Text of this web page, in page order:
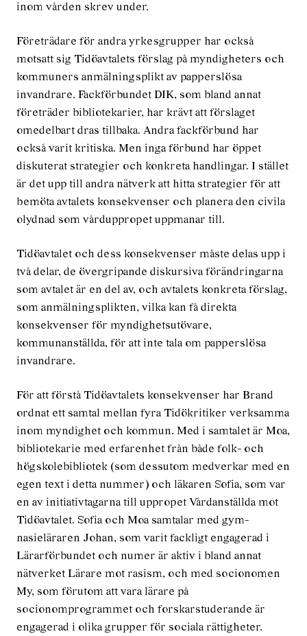
inom vården skrev under.
Företrädare för andra yrkesgrupper har också
motsatt sig Tidöavtalets förslag på myndigheters och
kommuners anmälningsplikt av papperslösa
invandrare. Fackförbundet DIK, som bland annat
företräder bibliotekarier, har krävt att förslaget
omedelbart dras tillbaka. Andra fackförbund har
också varit kritiska. Men inga förbund har öppet
diskuterat strategier och konkreta handlingar. I stället
är det upp till andra nätverk att hitta strategier för att
bemöta avtalets konsekvenser och planera den civila
olydnad som vårduppropet uppmanar till.
Tidöavtalet och dess konsekvenser måste delas upp i
två delar, de övergripande diskursiva förändringarna
som avtalet är en del av, och avtalets konkreta förslag,
som anmälningsplikten, vilka kan få direkta
konsekvenser för myndighetsutövare,
kommunanställda, för att inte tala om papperslösa
invandrare.
För att förstå Tidöavtalets konsekvenser har Brand
ordnat ett samtal mellan fyra Tidökritiker verksamma
inom myndighet och kommun. Med i samtalet är Moa,
bibliotekarie med erfarenhet från både folk- och
högskolebibliotek (som dessutom medverkar med en
egen text i detta nummer) och läkaren Sofia, som var
en av in­itiativtagarna till uppropet Vårdanställda mot
Tidö­avtalet. Sofia och Moa samtalar med gym­
nasieläraren Johan, som varit fackligt eng­agerad i
Lärarförbundet och numer är aktiv i bland ann­at
nätverket Lärare mot rasism, och med soc­ionomen
My, som förutom att vara lärare på
socionomprogrammet och forskarstuderande är
engagerad i olika grupper för sociala rättigheter.